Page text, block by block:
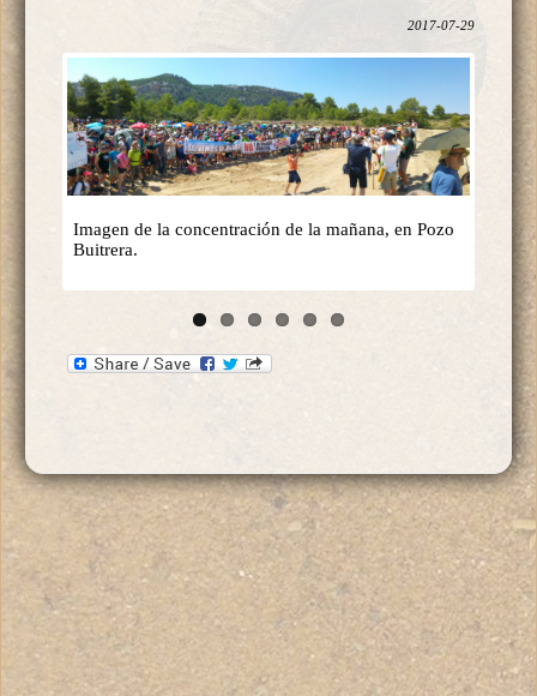
2017-07-29
Imagen de la concentración de la mañana, en Pozo
Buitrera.